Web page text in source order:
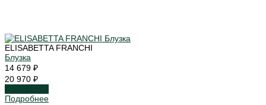
ELISABETTA FRANCHI
Блузка
14 679 ₽
20 970 ₽
Подробнее